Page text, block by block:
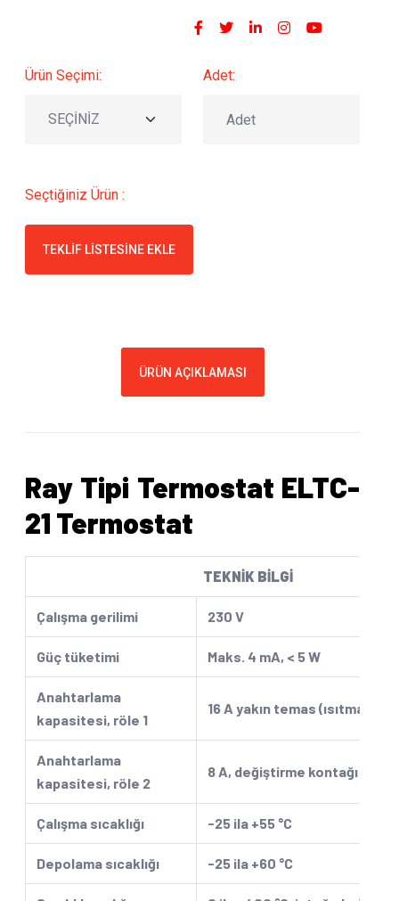
Ürün Seçimi: Adet:
Seçtiğiniz Ürün :
TEKLIF LISTESINE EKLE
ÜRÜN AÇIKLAMASI
Ray Tipi Termostat ELTC-
21 Termostat
TEKNİK BİLGİ
Çalışma gerilimi 230 V
Güç tüketimi Maks. 4 mA, < 5 W
Anahtarlama
kapasitesi, röle 1
16 A yakın temas (ısıtma)
Anahtarlama
kapasitesi, röle 2
8 A, değiştirme kontağı
Çalışma sıcaklığı -25 ila +55 °C
Depolama sıcaklığı -25 ila +60 °C